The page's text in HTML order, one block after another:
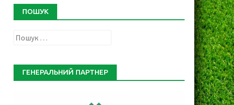
ПОШУК
Пошук:
ГЕНЕРАЛЬНИЙ ПАРТНЕР